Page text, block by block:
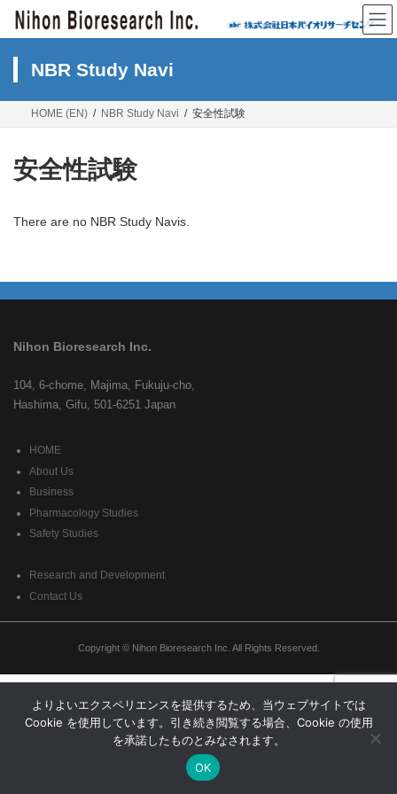
NBR Study Navi
HOME (EN) NBR Study Navi 安全性試験
安全性試験
There are no NBR Study Navis.
Nihon Bioresearch Inc.
104, 6-chome, Majima, Fukuju-cho,
Hashima, Gifu, 501-6251 Japan
HOME
About Us
Business
Pharmacology Studies
Safety Studies
Research and Development
Contact Us
Copyright © Nihon Bioresearch Inc. All Rights Reserved.
よりよいエクスペリエンスを提供するため、当ウェブサイトでは
Cookie を使用しています。引き続き閲覧する場合、Cookie の使用
を承諾したものとみなされます。
OK